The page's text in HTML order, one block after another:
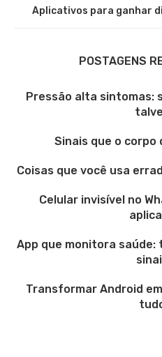
Aplicativos para ganhar
POSTAGENS
Pressão alta sintomas:
Sinais que o corpo
Coisas que você usa
Celular invisível no
App que monitora
Transformar Android